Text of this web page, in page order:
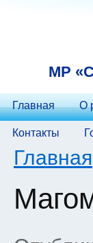
МP
Главная О
Контакты
Вы здесь
Главная